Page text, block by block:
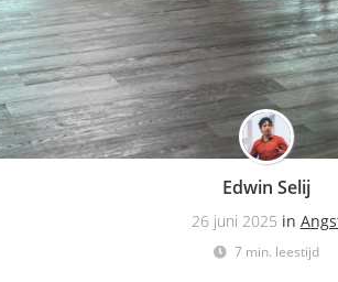
Edwin Selij
26 juni 2025 in
7 min. leestijd